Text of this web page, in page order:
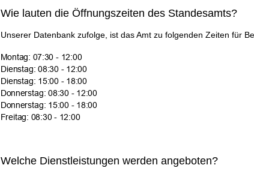
Wie lauten die Öffnungszeiten des Standesamts?
Unserer Datenbank zufolge, ist das Amt zu folgenden Zeiten für
Welche Dienstleistungen werden angeboten?